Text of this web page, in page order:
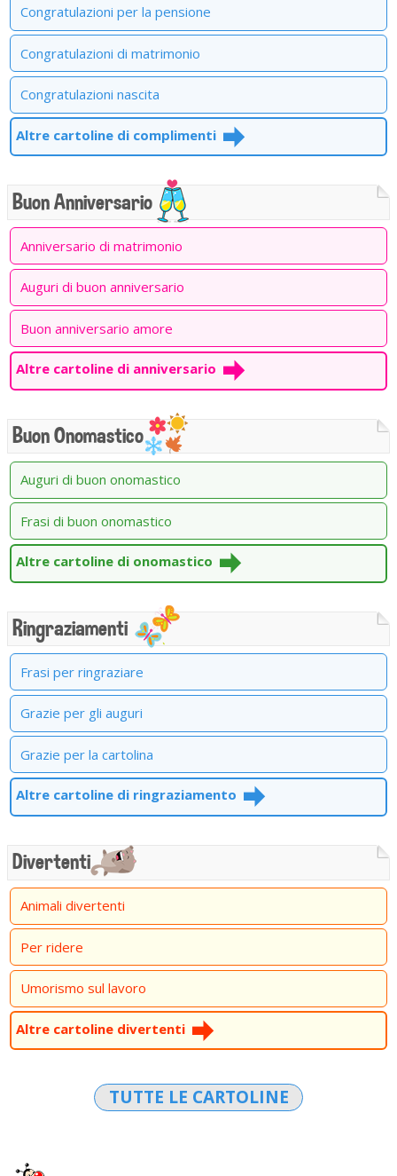
Congratulazioni per la pensione
Congratulazioni di matrimonio
Congratulazioni nascita
Altre cartoline di complimenti
Buon Anniversario
Anniversario di matrimonio
Auguri di buon anniversario
Buon anniversario amore
Altre cartoline di anniversario
Buon Onomastico
Auguri di buon onomastico
Frasi di buon onomastico
Altre cartoline di onomastico
Ringraziamenti
Frasi per ringraziare
Grazie per gli auguri
Grazie per la cartolina
Altre cartoline di ringraziamento
Divertenti
Animali divertenti
Per ridere
Umorismo sul lavoro
Altre cartoline divertenti
TUTTE LE CARTOLINE